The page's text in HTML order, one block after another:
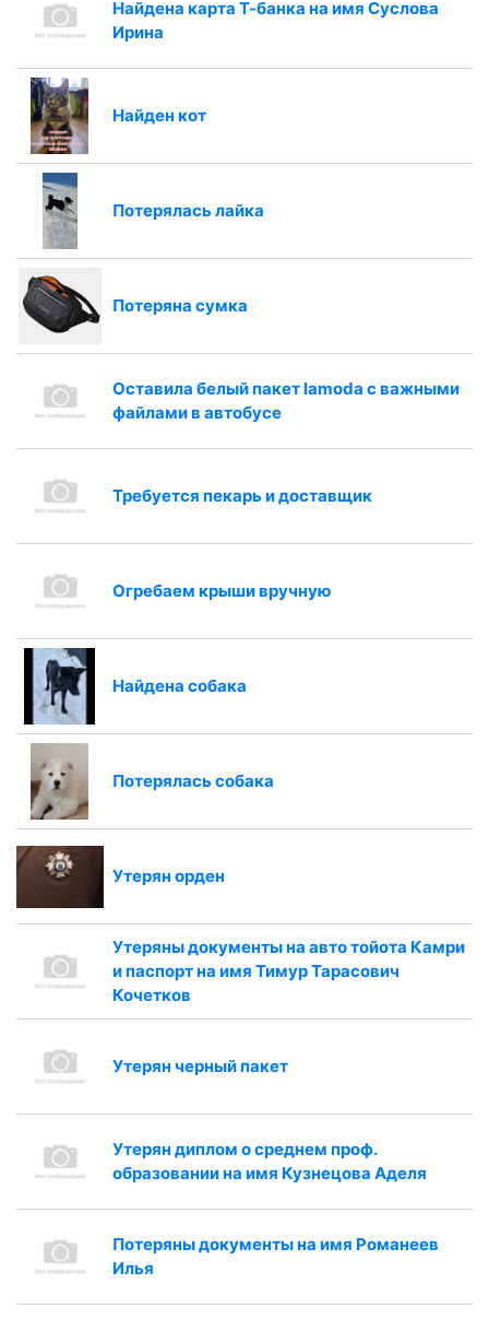
Найдена карта Т-банка на имя Суслова
Ирина
Найден кот
Потерялась лайка
Потеряна сумка
Оставила белый пакет lamoda с важными
файлами в автобусе
Требуется пекарь и доставщик
Огребаем крыши вручную
Найдена собака
Потерялась собака
Утерян орден
Утеряны документы на авто тойота Камри
и паспорт на имя Тимур Тарасович
Кочетков
Утерян черный пакет
Утерян диплом о среднем проф.
образовании на имя Кузнецова Аделя
Потеряны документы на имя Романеев
Илья